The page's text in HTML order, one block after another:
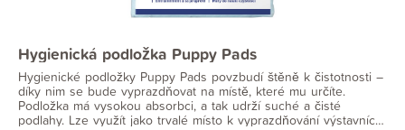
Hygienická podložka Puppy Pads
Hygienické podložky Puppy Pads povzbudí štěně k čistotnosti –
díky nim se bude vyprazdňovat na místě, které mu určíte.
Podložka má vysokou absorbci, a tak udrží suché a čisté
podlahy. Lze využít jako trvalé místo k vyprazdňování výstavních